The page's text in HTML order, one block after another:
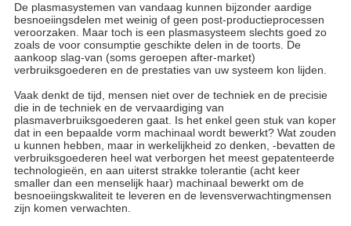
De plasmasystemen van vandaag kunnen bijzonder aardige
besnoeiingsdelen met weinig of geen post-productieprocessen
veroorzaken. Maar toch is een plasmasysteem slechts goed zo
zoals de voor consumptie geschikte delen in de toorts. De
aankoop slag-van (soms geroepen after-market)
verbruiksgoederen en de prestaties van uw systeem kon lijden.
Vaak denkt de tijd, mensen niet over de techniek en de precisie
die in de techniek en de vervaardiging van
plasmaverbruiksgoederen gaat. Is het enkel geen stuk van koper
dat in een bepaalde vorm machinaal wordt bewerkt? Wat zouden
u kunnen hebben, maar in werkelijkheid zo denken, -bevatten de
verbruiksgoederen heel wat verborgen het meest gepatenteerde
technologieën, en aan uiterst strakke tolerantie (acht keer
smaller dan een menselijk haar) machinaal bewerkt om de
besnoeiingskwaliteit te leveren en de levensverwachtingmensen
zijn komen verwachten.